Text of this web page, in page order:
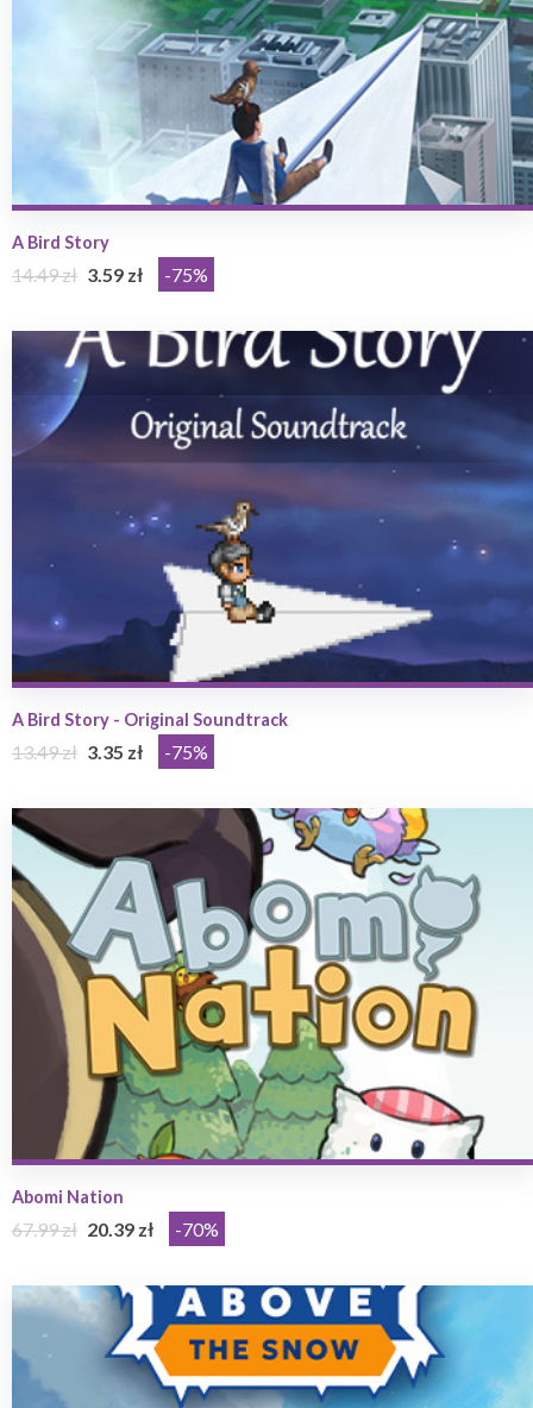
A Bird Story
14.49 zł 3.59 zł -75%
A Bird Story - Original Soundtrack
13.49 zł 3.35 zł -75%
Abomi Nation
67.99 zł 20.39 zł -70%